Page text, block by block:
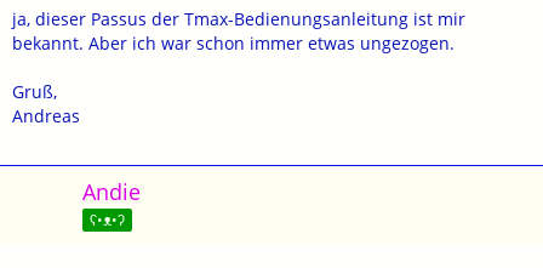
ja, dieser Passus der Tmax-Bedienungsanleitung ist mir
bekannt. Aber ich war schon immer etwas ungezogen.
Gruß,
Andreas
Andie
ʕ•ᴥ•ʔ